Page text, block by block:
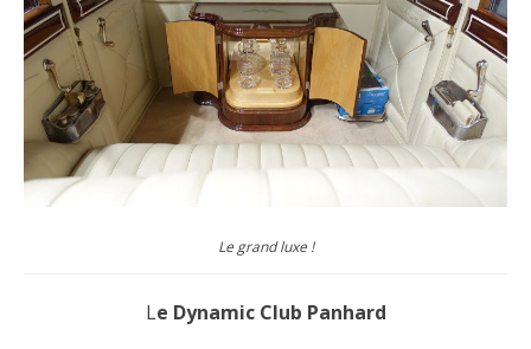
Le grand luxe !
Le Dynamic Club Panhard